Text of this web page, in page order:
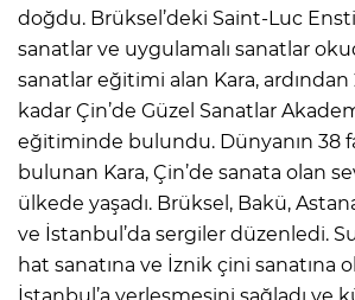
doğdu. Brüksel’deki Saint-Luc
sanatlar ve uygulamalı sanatlar
sanatlar eğitimi alan Kara, ardından
kadar Çin’de Güzel Sanatlar
eğitiminde bulundu. Dünyanın 38
bulunan Kara, Çin’de sanata olan
ülkede yaşadı. Brüksel, Bakü,
ve İstanbul’da sergiler düzenledi.
hat sanatına ve İznik çini sanatına